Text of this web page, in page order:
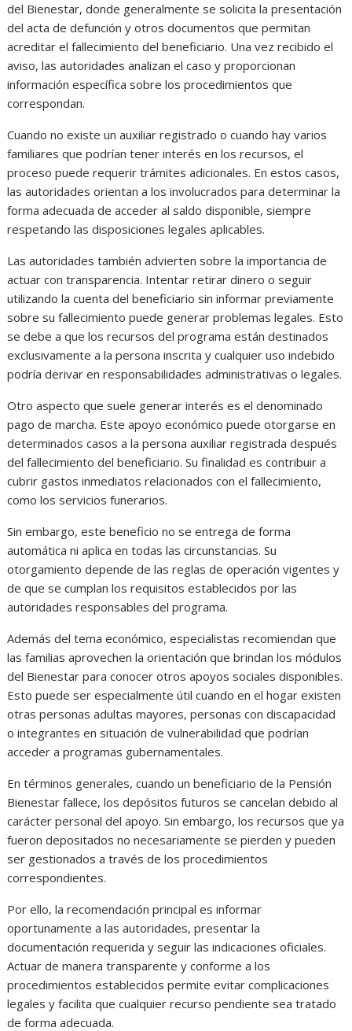
del Bienestar, donde generalmente se solicita la presentación
del acta de defunción y otros documentos que permitan
acreditar el fallecimiento del beneficiario. Una vez recibido el
aviso, las autoridades analizan el caso y proporcionan
información específica sobre los procedimientos que
correspondan.
Cuando no existe un auxiliar registrado o cuando hay varios
familiares que podrían tener interés en los recursos, el
proceso puede requerir trámites adicionales. En estos casos,
las autoridades orientan a los involucrados para determinar la
forma adecuada de acceder al saldo disponible, siempre
respetando las disposiciones legales aplicables.
Las autoridades también advierten sobre la importancia de
actuar con transparencia. Intentar retirar dinero o seguir
utilizando la cuenta del beneficiario sin informar previamente
sobre su fallecimiento puede generar problemas legales. Esto
se debe a que los recursos del programa están destinados
exclusivamente a la persona inscrita y cualquier uso indebido
podría derivar en responsabilidades administrativas o legales.
Otro aspecto que suele generar interés es el denominado
pago de marcha. Este apoyo económico puede otorgarse en
determinados casos a la persona auxiliar registrada después
del fallecimiento del beneficiario. Su finalidad es contribuir a
cubrir gastos inmediatos relacionados con el fallecimiento,
como los servicios funerarios.
Sin embargo, este beneficio no se entrega de forma
automática ni aplica en todas las circunstancias. Su
otorgamiento depende de las reglas de operación vigentes y
de que se cumplan los requisitos establecidos por las
autoridades responsables del programa.
Además del tema económico, especialistas recomiendan que
las familias aprovechen la orientación que brindan los módulos
del Bienestar para conocer otros apoyos sociales disponibles.
Esto puede ser especialmente útil cuando en el hogar existen
otras personas adultas mayores, personas con discapacidad
o integrantes en situación de vulnerabilidad que podrían
acceder a programas gubernamentales.
En términos generales, cuando un beneficiario de la Pensión
Bienestar fallece, los depósitos futuros se cancelan debido al
carácter personal del apoyo. Sin embargo, los recursos que ya
fueron depositados no necesariamente se pierden y pueden
ser gestionados a través de los procedimientos
correspondientes.
Por ello, la recomendación principal es informar
oportunamente a las autoridades, presentar la
documentación requerida y seguir las indicaciones oficiales.
Actuar de manera transparente y conforme a los
procedimientos establecidos permite evitar complicaciones
legales y facilita que cualquier recurso pendiente sea tratado
de forma adecuada.